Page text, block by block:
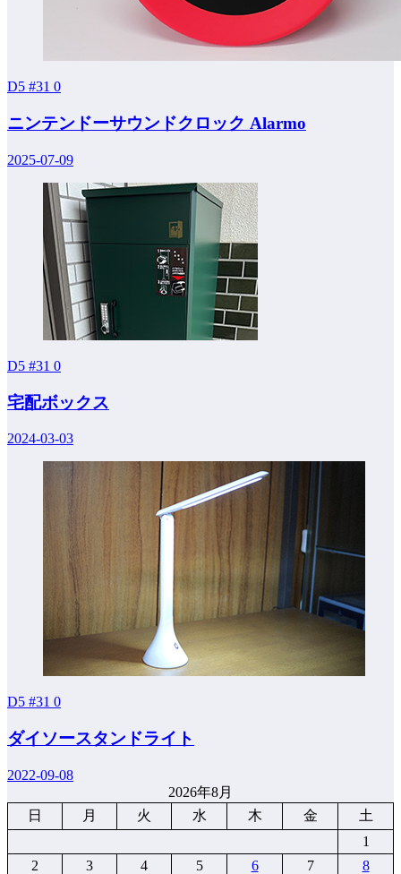
D5 #31 0
ニンテンドーサウンドクロック Alarmo
2025-07-09
D5 #31 0
宅配ボックス
2024-03-03
D5 #31 0
ダイソースタンドライト
2022-09-08
2026年8月
日
月 火 水 木 金
土
1
2
3 4 5 6 7
8